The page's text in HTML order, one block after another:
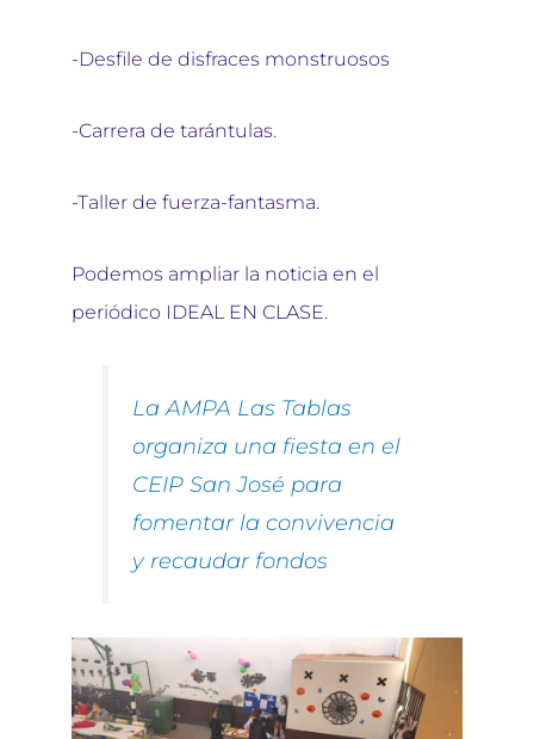
-Desfile de disfraces monstruosos
-Carrera de tarántulas.
-Taller de fuerza-fantasma.
Podemos ampliar la noticia en el
periódico IDEAL EN CLASE.
La AMPA Las Tablas
organiza una fiesta en el
CEIP San José para
fomentar la convivencia
y recaudar fondos